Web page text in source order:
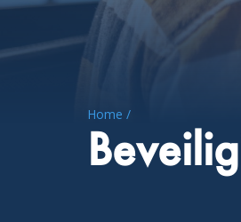
Home /